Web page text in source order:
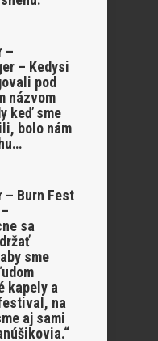
–
– Kedysi
pod
názvom
keď sme
bolo nám
– Burn Fest
sa
sme
kapely a
na
aj sami